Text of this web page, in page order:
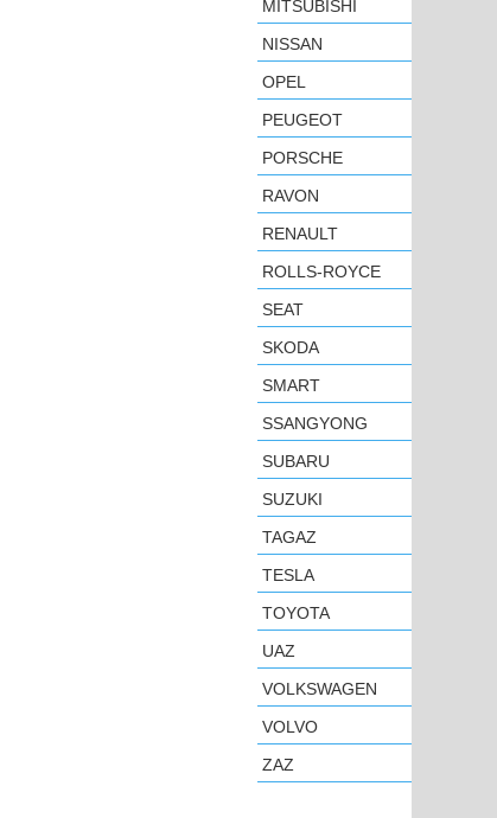
MITSUBISHI
NISSAN
OPEL
PEUGEOT
PORSCHE
RAVON
RENAULT
ROLLS-ROYCE
SEAT
SKODA
SMART
SSANGYONG
SUBARU
SUZUKI
TAGAZ
TESLA
TOYOTA
UAZ
VOLKSWAGEN
VOLVO
ZAZ